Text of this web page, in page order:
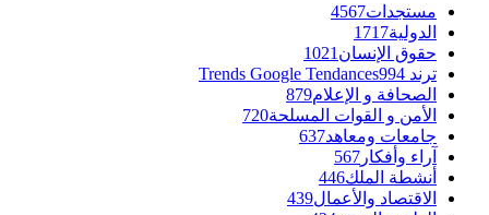
مستجدات4567
الدولية1717
حقوق الإنسان 1021
ترند Trends Google Tendances 994
الصحافة و الإعلام879
الأمن و القوات المسلحة720
جامعات ومعاهد637
آراء وأفكار 567
أنشطة الملك446
الاقتصاد والأعمال439